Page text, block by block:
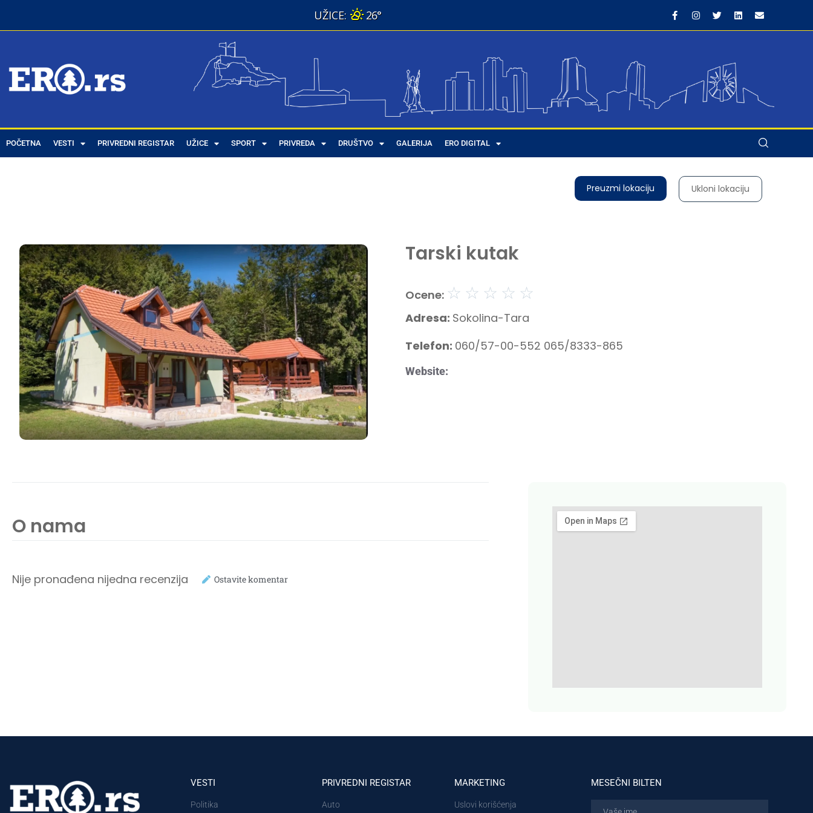
26°
POČETNA VESTI PRIVREDNI REGISTAR UŽICE SPORT PRIVREDA DRUŠTVO GALERIJA ERO DIGITAL
Preuzmi lokaciju Ukloni lokaciju
Tarski kutak
Ocene: ☆ ☆ ☆ ☆ ☆
Adresa: Sokolina-Tara
Telefon: 060/57-00-552 065/8333-865
Website:
O nama
Nije pronađena nijedna recenzija Ostavite komentar
VESTI
Politika
PRIVREDNI REGISTAR
Auto
MARKETING
Uslovi korišćenja
MESEČNI BILTEN